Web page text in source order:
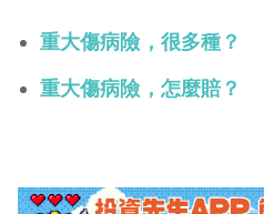
重大傷病險，很多種？
重大傷病險，怎麼賠？